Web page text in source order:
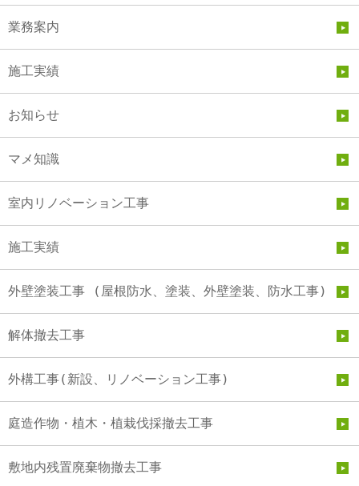
業務案内
施工実績
お知らせ
マメ知識
室内リノベーション工事
施工実績
外壁塗装工事 (屋根防水、塗装、外壁塗装、防水工事)
解体撤去工事
外構工事(新設、リノベーション工事)
庭造作物・植木・植栽伐採撤去工事
敷地内残置廃棄物撤去工事